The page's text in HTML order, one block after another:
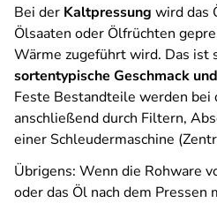
Bei der Kaltpressung wird das
Ölsaaten oder Ölfrüchten
Wärme zugeführt wird. Das ist
sortentypische Geschmack
Feste Bestandteile werden bei
anschließend durch Filtern,
einer Schleudermaschine
Übrigens: Wenn die Rohware
oder das Öl nach dem